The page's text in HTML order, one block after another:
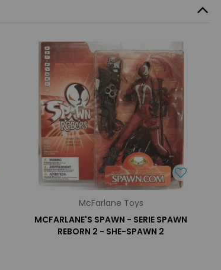
McFarlane Toys
MCFARLANE'S SPAWN - SERIE SPAWN
REBORN 2 - SHE-SPAWN 2